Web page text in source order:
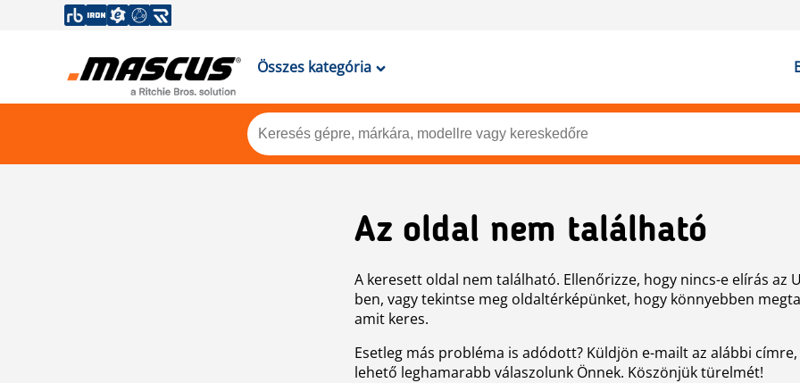
Összes kategória
Az oldal nem található
A keresett oldal nem található. Ellenőrizze, hogy nincs-e elírás az
ben, vagy tekintse meg oldaltérképünket, hogy könnyebben
amit keres.
Esetleg más probléma is adódott? Küldjön e-mailt az alábbi címre,
lehető leghamarabb válaszolunk Önnek. Köszönjük türelmét!